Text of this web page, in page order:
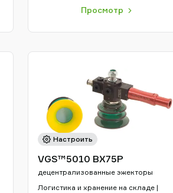
перемещение с упаковкой роботами
Просмотр
Настроить
VGS™5010 BX75P
децентрализованные эжекторы
Логистика и хранение на складе |